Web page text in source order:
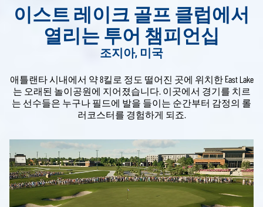
이스트 레이크 골프 클럽에서
열리는 투어 챔피언십
조지아, 미국
애틀랜타 시내에서 약 8킬로 정도 떨어진 곳에 위치한 East Lake
는 오래된 놀이공원에 지어졌습니다. 이곳에서 경기를 치르
는 선수들은 누구나 필드에 발을 들이는 순간부터 감정의 롤
러코스터를 경험하게 되죠.